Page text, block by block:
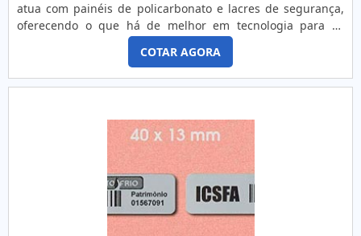
atua com painéis de policarbonato e lacres de segurança,
oferecendo o que há de melhor em tecnologia para os
clientes. O PRODUTO GARANTE UMA SÉRIE DE
BENEFÍCIOSPara uma maior satisfação dos clientes, a
empresa busca investir nos melhores profissionais do
mercado, e em instalações modernas, garantindo assim, a
Corimpress é a escolha certa sempre que precisar de placas
de identificação, pois garante aos clientes:Pessoas
treinadas e comprometidas com o sistema de gestão de
qualidade da empresa, focadas em entregar o melhor
sempre;Atendimento personalizado pós venda;Profissionais
altamente qualificados.Ainda focando em empresa de
sinalização, na essência da empresa a mesma deve prezar
COTAR AGORA